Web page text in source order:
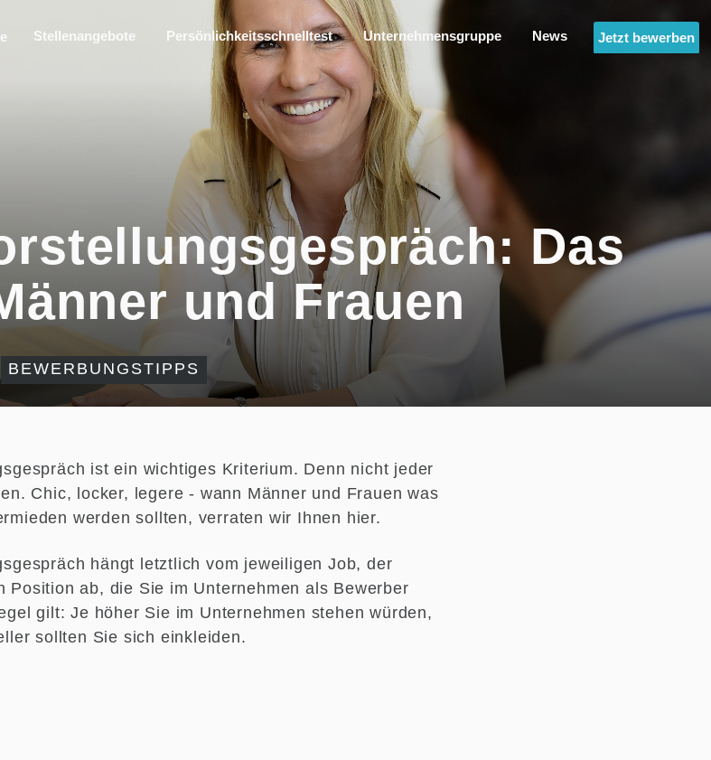
Stellenangebote Persönlichkeitsschnelltest Unternehmensgruppe News Jetzt bewerben
Das
und Frauen
BEWERBUNGSTIPPS
ist ein wichtiges Kriterium. Denn nicht jeder
Chic, locker, legere - wann Männer und Frauen was
werden sollten, verraten wir Ihnen hier.
hängt letztlich vom jeweiligen Job, der
Position ab, die Sie im Unternehmen als Bewerber
gilt: Je höher Sie im Unternehmen stehen würden,
sollten Sie sich einkleiden.